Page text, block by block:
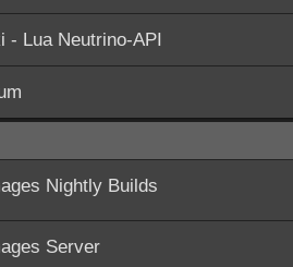
- Lua Neutrino-API
Nightly Builds
Server